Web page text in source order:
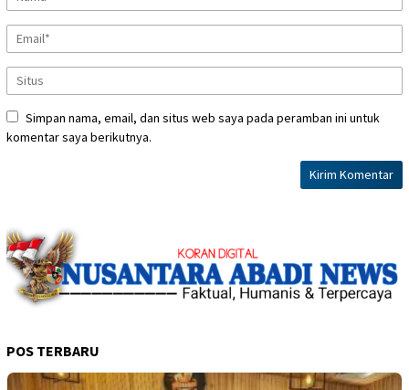
Simpan nama, email, dan situs web saya pada peramban ini untuk
komentar saya berikutnya.
POS TERBARU